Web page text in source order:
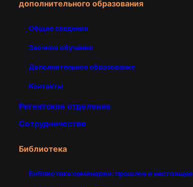
дополнительного образования
Общие сведения
Заочное обучение
Дополнительное образование
Контакты
Регентское отделение
Сотрудничество
Библиотека
Библиотека семинарии: прошлое и настоящее